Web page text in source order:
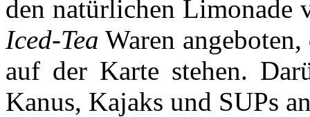
den natürlichen Limonade
Iced-Tea Waren
auf der Karte stehen.
Kanus, Kajaks und SUPs